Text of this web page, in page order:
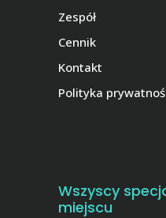
Zespół
Cennik
Kontakt
Polityka
Wszyscy
miejscu